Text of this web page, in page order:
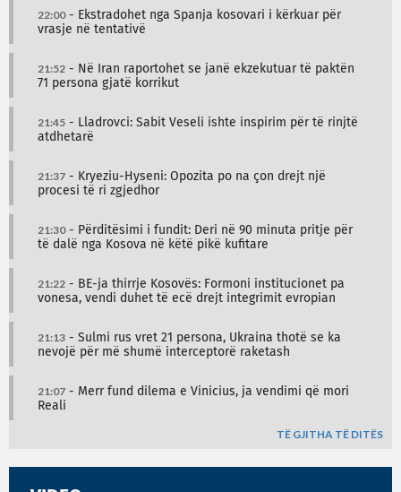
22:00- Ekstradohet nga Spanja kosovari i kërkuar për
vrasje në tentativë
21:52 - Në Iran raportohet se janë ekzekutuar të paktën
71 persona gjatë korrikut
21:45 - Lladrovci: Sabit Veseli ishte inspirim për të rinjtë
atdhetarë
21:37 - Kryeziu-Hyseni: Opozita po na çon drejt një
procesi të ri zgjedhor
21:30- Përditësimi i fundit: Deri në 90 minuta pritje për
të dalë nga Kosova në këtë pikë kufitare
21:22 - BE-ja thirrje Kosovës: Formoni institucionet pa
vonesa, vendi duhet të ecë drejt integrimit evropian
21:13 - Sulmi rus vret 21 persona, Ukraina thotë se ka
nevojë për më shumë interceptorë raketash
21:07 - Merr fund dilema e Vinicius, ja vendimi që mori
Reali
TË GJITHA TË DITËS